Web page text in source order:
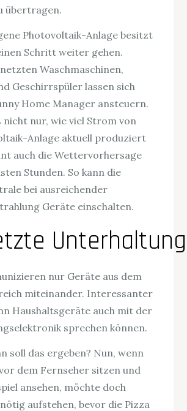
übertragen.
Photovoltaik-Anlage besitzt
Schritt weiter gehen.
Waschmaschinen,
Geschirrspüler lassen sich
Home Manager ansteuern.
nicht nur, wie viel Strom von
Anlage aktuell produziert
auch die Wettervorhersage
Stunden. So kann die
bei ausreichender
Geräte einschalten.
nur Geräte aus dem
miteinander. Interessanter
Haushaltsgeräte auch mit der
sprechen können.
soll das ergeben? Nun, wenn
dem Fernseher sitzen und
ansehen, möchte doch
aufstehen, bevor die Pizza